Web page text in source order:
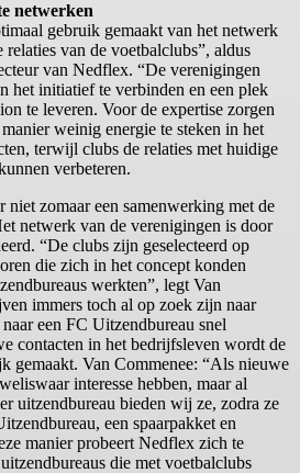
netwerken
gebruik gemaakt van het netwerk
van de voetbalclubs”, aldus
van Nedflex. “De verenigingen
het initiatief te verbinden en een plek
te leveren. Voor de expertise zorgen
weinig energie te steken in het
terwijl clubs de relaties met huidige
verbeteren.
niet zomaar een samenwerking met de
netwerk van de verenigingen is door
“De clubs zijn geselecteerd op
die zich in het concept konden
werkten”, legt Van
immers toch al op zoek zijn naar
een FC Uitzendbureau snel
contacten in het bedrijfsleven wordt de
gemaakt. Van Commenee: “Als nieuwe
interesse hebben, maar al
uitzendbureau bieden wij ze, zodra ze
een spaarpakket en
manier probeert Nedflex zich te
die met voetbalclubs